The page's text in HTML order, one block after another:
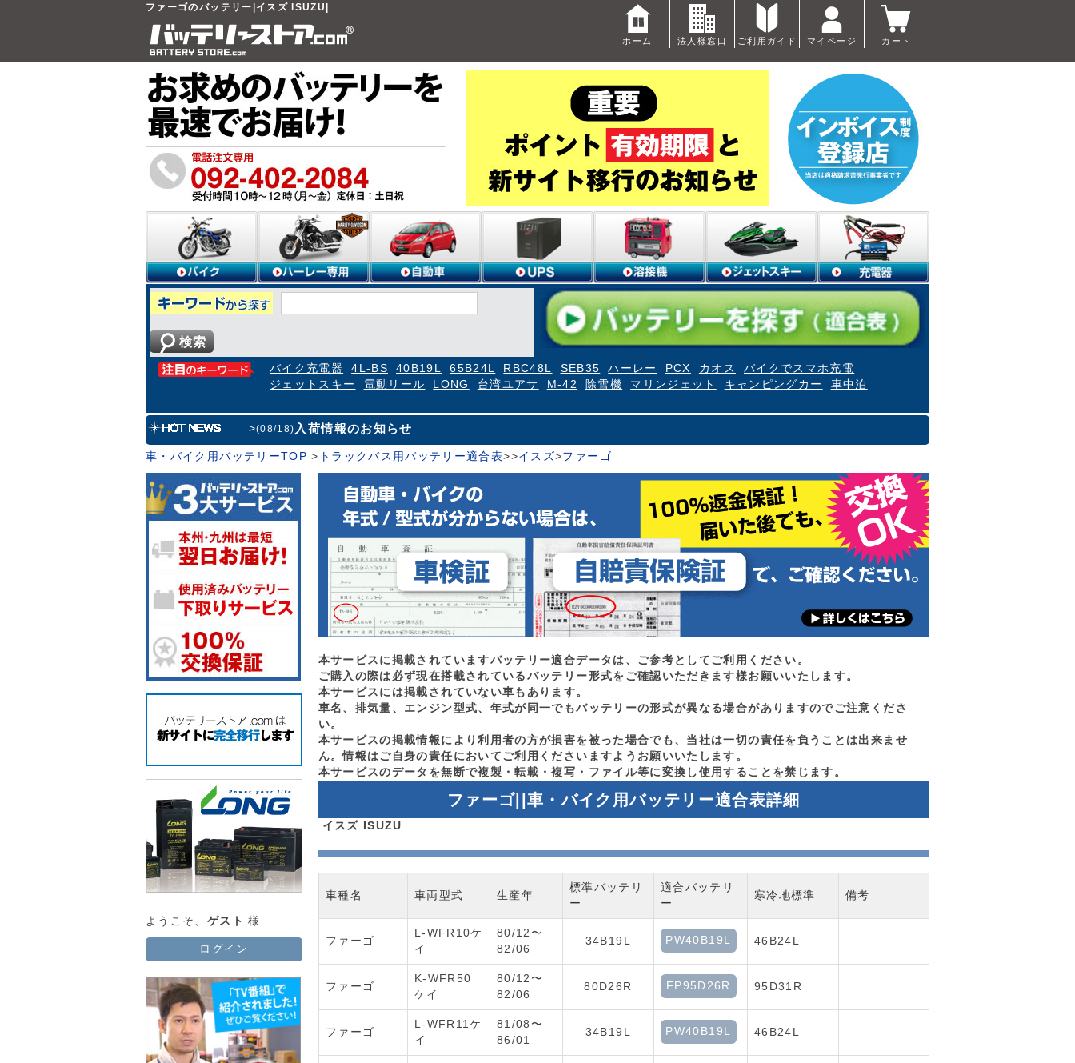
ファーゴのバッテリー|イスズ ISUZU|
ホーム 法人様窓口 ご利用ガイド マイページ カート
検索
バイク充電器 4L-BS 40B19L 65B24L RBC48L SEB35 ハーレー PCX カオス
バイクでスマホ充電
ジェットスキー
電動リール LONG 台湾ユアサ M-42 除雪機 マリンジェット キャンピングカー 車中泊
>(08/18) 入荷情報のお知らせ
車・バイク用バッテリーTOP > トラックバス用バッテリー適合表>>イスズ>ファーゴ
本サービスに掲載されていますバッテリー適合データは、ご参考としてご利用ください。
ご購入の際は必ず現在搭載されているバッテリー形式をご確認いただきます様お願いいたします。
本サービスには掲載されていない車もあります。
車名、排気量、エンジン型式、年式が同一でもバッテリーの形式が異なる場合がありますのでご注意くださ
い。
本サービスの掲載情報により利用者の方が損害を被った場合でも、当社は一切の責任を負うことは出来ませ
ん。情報はご自身の責任においてご利用くださいますようお願いいたします。
本サービスのデータを無断で複製・転載・複写・ファイル等に変換し使用することを禁じます。
ファーゴ||車・バイク用バッテリー適合表詳細
イスズ ISUZU
車種名 車両型式 生産年
標準バッテリ
ー
適合バッテリ
ー
寒冷地標準 備考
ファーゴ
L-WFR10ケ
イ
80/12〜
82/06
34B19L PW40B19L 46B24L
ファーゴ
K-WFR50
ケイ
80/12〜
82/06
80D26R FP95D26R 95D31R
ファーゴ
L-WFR11ケ
イ
81/08〜
86/01
34B19L PW40B19L 46B24L
ようこそ、 ゲスト 様
ログイン